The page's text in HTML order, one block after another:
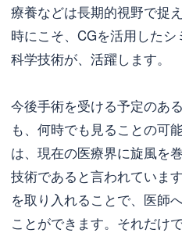
療養などは長期的視野で捉
時にこそ、CGを活用した
科学技術が、活躍します。
今後手術を受ける予定のあ
も、何時でも見ることの可
は、現在の医療界に旋風を
技術であると言われていま
を取り入れることで、医師
ことができます。それだけ